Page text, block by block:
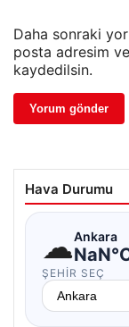
Daha sonraki
posta adresim
kaydedilsin.
Hava Durumu
☁Ankara
ŞEHIR SEÇ